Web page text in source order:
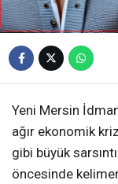
Yeni Mersin
ağır ekonomik
gibi büyük
öncesinde